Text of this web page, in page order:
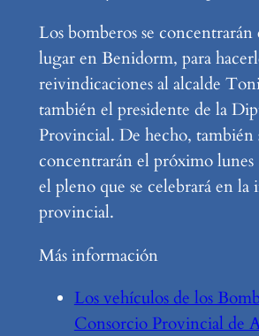
Los bomberos se
lugar en Benidorm, para
reivindicaciones al alcalde
también el presidente de la
Provincial. De hecho, también
concentrarán el próximo lunes
el pleno que se celebrará en
provincial.
Más información
Los vehículos de los
Consorcio Provincial de